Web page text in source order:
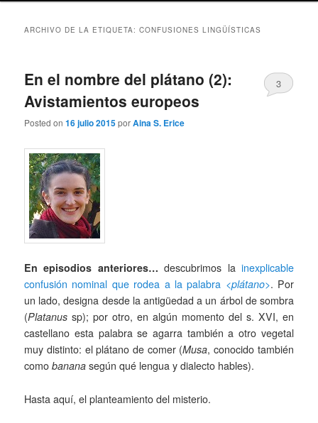
ARCHIVO DE LA ETIQUETA:CONFUSIONES LINGÜÍSTICAS
En el nombre del plátano (2):
Avistamientos europeos
Posted on16 julio 2015porAina S. Erice
3
En episodios anteriores… descubrimos la inexplicable
confusión nominal que rodea a la palabra <plátano>. Por
un lado, designa desde la antigüedad a un árbol de sombra
(Platanus sp); por otro, en algún momento del s. XVI, en
castellano esta palabra se agarra también a otro vegetal
muy distinto: el plátano de comer (Musa, conocido también
comobananasegún qué lengua y dialecto hables).
Hasta aquí, el planteamiento del misterio.